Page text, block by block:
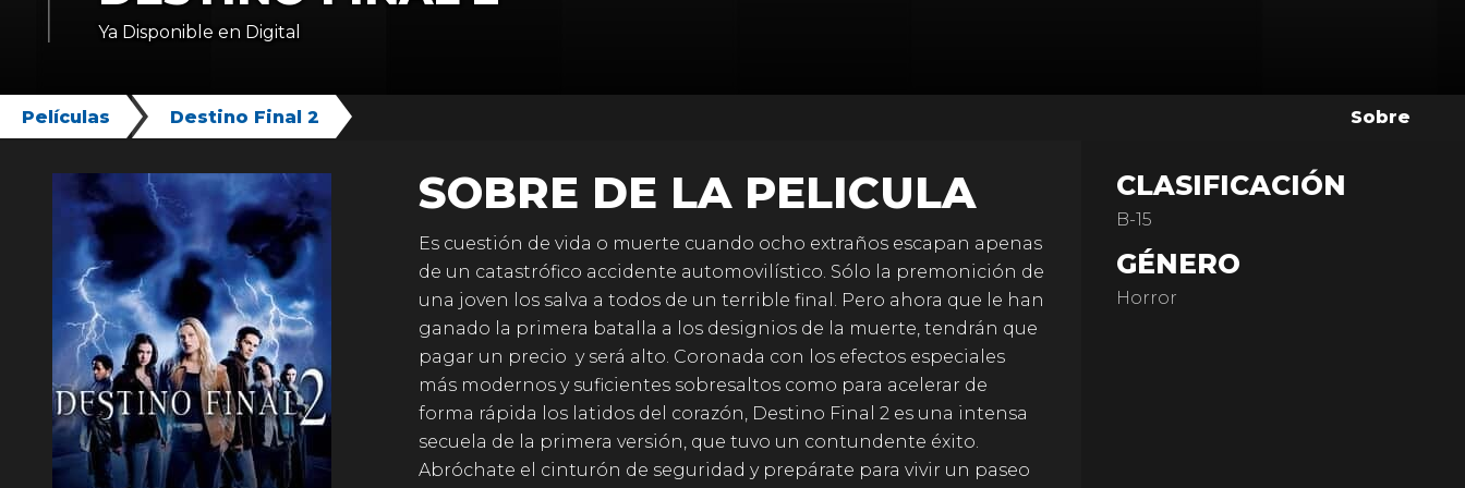
Ya Disponible en Digital
Películas Destino Final 2 Sobre
SOBRE DE LA PELICULA
Es cuestión de vida o muerte cuando ocho extraños escapan apenas
de un catastrófico accidente automovilístico. Sólo la premonición de
una joven los salva a todos de un terrible final. Pero ahora que le han
ganado la primera batalla a los designios de la muerte, tendrán que
pagar un precio  y será alto. Coronada con los efectos especiales
más modernos y suficientes sobresaltos como para acelerar de
forma rápida los latidos del corazón, Destino Final 2 es una intensa
secuela de la primera versión, que tuvo un contundente éxito.
Abróchate el cinturón de seguridad y prepárate para vivir un paseo
CLASIFICACIÓN
B-15
GÉNERO
Horror